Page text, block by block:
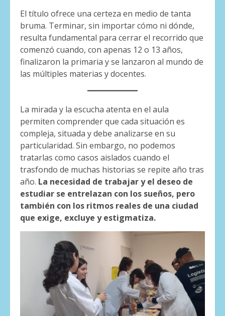
El título ofrece una certeza en medio de tanta
bruma. Terminar, sin importar cómo ni dónde,
resulta fundamental para cerrar el recorrido que
comenzó cuando, con apenas 12 o 13 años,
finalizaron la primaria y se lanzaron al mundo de
las múltiples materias y docentes.
La mirada y la escucha atenta en el aula
permiten comprender que cada situación es
compleja, situada y debe analizarse en su
particularidad. Sin embargo, no podemos
tratarlas como casos aislados cuando el
trasfondo de muchas historias se repite año tras
año. La necesidad de trabajar y el deseo de
estudiar se entrelazan con los sueños, pero
también con los ritmos reales de una ciudad
que exige, excluye y estigmatiza.